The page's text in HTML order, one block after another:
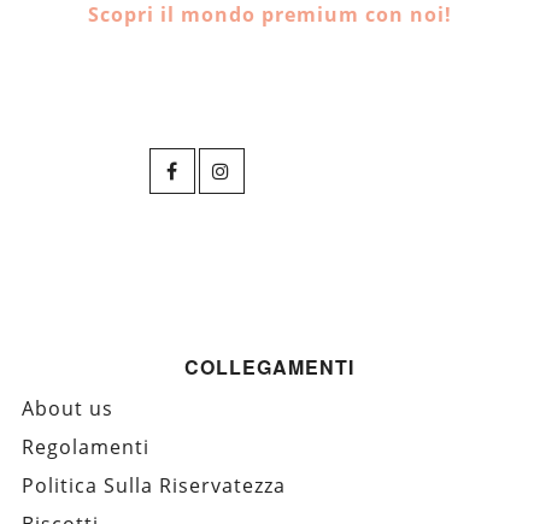
Scopri il mondo premium con noi!
COLLEGAMENTI
About us
Regolamenti
Politica Sulla Riservatezza